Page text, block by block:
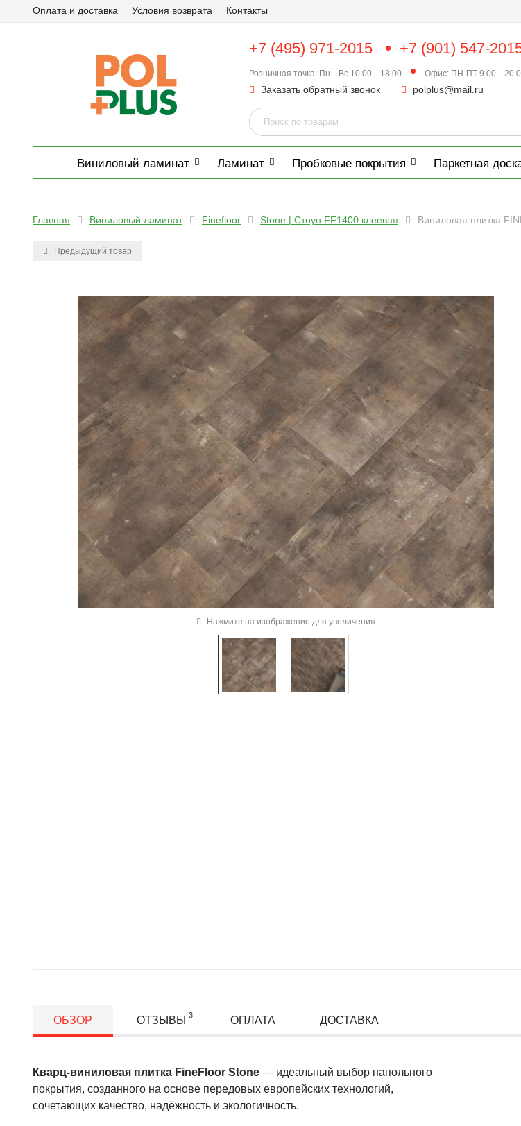
Оплата и доставка Условия возврата Контакты
+7 (495) 971-2015 +7 (901) 547-
Розничная точка: Пн—Вс 10:00—18:00 Офис: ПН-ПТ
Заказать обратный звонок polplus@mail.ru
Виниловый ламинат Ламинат Пробковые покрытия Паркетная
Главная Виниловый ламинат Finefloor Stone | Стоун FF1400 клеевая Виниловая плитка
Предыдущий товар
Нажмите на изображение для увеличения
ОБЗОР ОТЗЫВЫ 3 ОПЛАТА ДОСТАВКА
Кварц-виниловая плитка FineFloor Stone — идеальный выбор напольного
покрытия, созданного на основе передовых европейских технологий,
сочетающих качество, надёжность и экологичность.